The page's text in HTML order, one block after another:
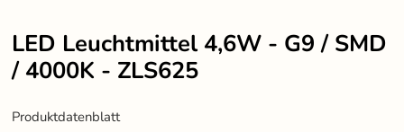
LED Leuchtmittel 4,6W - G9 / SMD
/ 4000K - ZLS625
Produktdatenblatt